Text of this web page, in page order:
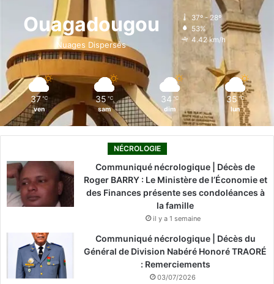
o
k
i
n
g
r
k
Ouagadougou
Nuages Dispersés
37º - 28º
53%
4.42 km/h
37 ℃
ven
35 ℃
sam
34 ℃
dim
35 ℃
lun
NÉCROLOGIE
Communiqué nécrologique | Décès de
Roger BARRY : Le Ministère de l’Économie et
des Finances présente ses condoléances à
la famille
il y a 1 semaine
Communiqué nécrologique | Décès du
Général de Division Nabéré Honoré TRAORÉ
: Remerciements
03/07/2026